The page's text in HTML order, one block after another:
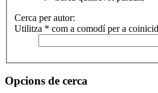
Cerca per autor:
Utilitza * com a comodí per a
Opcions de cerca